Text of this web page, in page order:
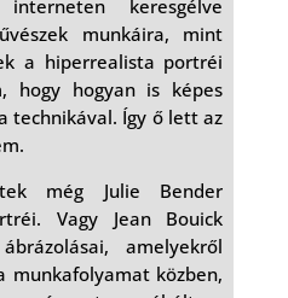
keresgélve
munkáira, mint
a hiperrealista portréi
hogy hogyan is képes
technikával. Így ő lett az
még Julie Bender
Vagy Jean Bouick
amelyekről
közben,